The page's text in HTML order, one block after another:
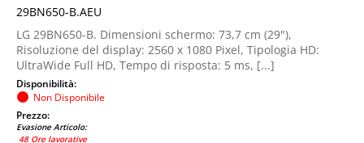
29BN650-B.AEU
LG 29BN650-B. Dimensioni schermo: 73,7 cm (29"),
Risoluzione del display: 2560 x 1080 Pixel, Tipologia HD:
UltraWide Full HD, Tempo di risposta: 5 ms, [...]
Disponibilità:
Non Disponibile
Prezzo:
Evasione Articolo:
48 Ore lavorative